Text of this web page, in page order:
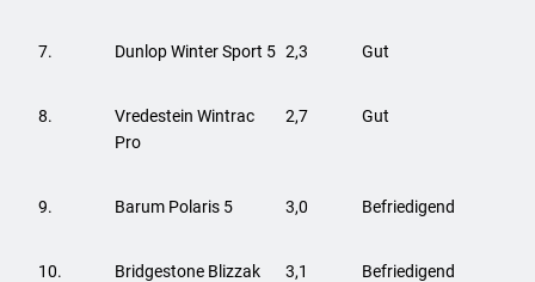
7. Dunlop Winter Sport 5 2,3 Gut
8.
Vredestein Wintrac
Pro
2,7 Gut
9. Barum Polaris 5 3,0 Befriedigend
10.
Bridgestone Blizzak
3,1 Befriedigend